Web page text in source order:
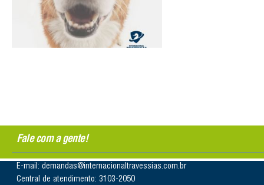
Fale com a gente!
E-mail: demandas@internacionaltravessias.com.br
Central de atendimento: 3103-2050